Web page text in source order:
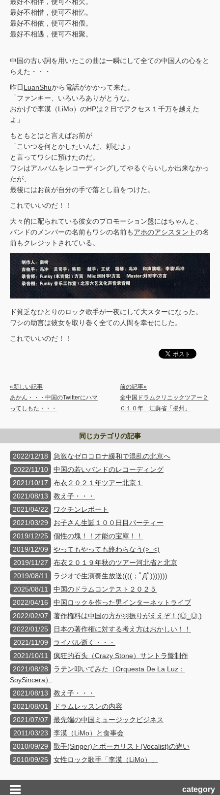
最好不相伴，便可不相欠。
最好不相惜，便可不相忆。
最好不相依，便可不相偎。
最好不相遇，便可不相聚。
中国の古い詞を用いたこの曲は一瞬にして全ての中国人の心をと
らえた・・・
昨日LuanShuから電話がかかって来た。
「ファンキー、いろいろありがとうな。
おかげで李漠（LiMo）のHPは２日でアクセス１千万を越えた
よ」
もともとはと言えばお前が
「こいつを何とかしたいんだ、頼むよ」
と言ってワシに預けたのだ。
ワシはアルバムをレコーディングしてやるぐらいしか出来なかっ
たが、
最後にはお前が自分の手で落とし前をつけた。
これでいいのだ！！
大々的に配られている彼女のプロモーション盤にはちゃんと、
バンドのメンバーの名前もワシの名前もアホのアシスタントの名
前もクレジットされている。
ド貧乏なひとりのロック歌手が一夜にして大スターになった。
ワシの助言は彼女を取り巻く全ての人間を幸せにした。
これでいいのだ！！
«新しい記事
あかん・・・中国のTwitterにハマ
ってしもた・・・
前の記事»
全中国ドラムクリニックツアー２
０１０年 江蘇省「揚州」
同じカテゴリの記事
2022/12/18
急激なゼロコロナ緩和で混乱の北京へ
2022/11/10
中国の若いバンドのレコーディング
2021/10/17
布衣２０２１年ツアー北京１
2021/08/13
教え子・・・
2021/04/22
ワクチンレポート
2021/03/29
お子さん生誕１００日目パーティー
2019/12/25
個性の塊！！才能の宝庫！！
2019/12/09
やってもやっても終わらなう(>_<)
2019/11/27
布衣２０１９年秋のツアー河北省と北京
2019/08/11
ラジオで生演奏生放送((((；ﾟДﾟ)))))))
2025/08/11
中国のドラムコンテスト２０２５
2022/04/16
中国ロックを作った男インターネットライブ
2022/02/07
著作権料は中国の方が羽振りがええぞ！(◎_◎;)
2022/01/25
日本の著作権に対する考え方はおかしい！！
2021/11/09
ライバル逝く・・・
2021/10/11
疯狂的石头（Crazy Stone）サントラ盤制作
2021/08/28
ラテン叩いてみた（Orquesta De La Luz：
SoySincera）
2021/08/13
教え子・・・
2021/08/01
ドラムレッスンの内容
2021/07/07
最先端の中国ミュージックビジネス
2011/03/23
李漠（LiMo）と食事会
2010/09/29
歌手(Singer)とボーカリスト(Vocalist)の違い
2010/09/25
女性ロック歌手「李漠（LiMo）」
category